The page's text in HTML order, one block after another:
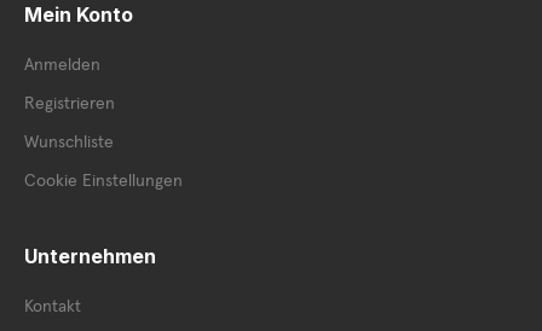
Mein Konto
Anmelden
Registrieren
Wunschliste
Cookie Einstellungen
Unternehmen
Kontakt